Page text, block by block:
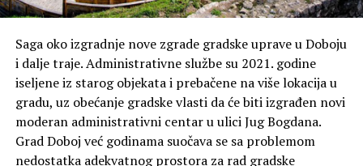
Saga oko izgradnje nove zgrade gradske uprave u Doboju
i dalje traje. Administrativne službe su 2021. godine
iseljene iz starog objekata i prebačene na više lokacija u
gradu, uz obećanje gradske vlasti da će biti izgrađen novi
moderan administrativni centar u ulici Jug Bogdana.
Grad Doboj već godinama suočava se sa problemom
nedostatka adekvatnog prostora za rad gradske